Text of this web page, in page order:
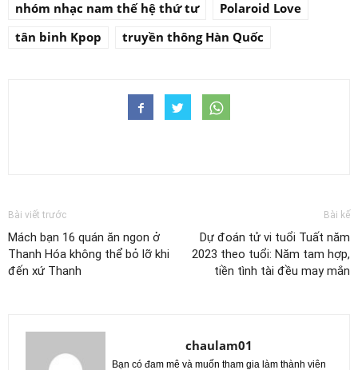
nhóm nhạc nam thế hệ thứ tư
Polaroid Love
tân binh Kpop
truyền thông Hàn Quốc
Bài viết trước
Mách bạn 16 quán ăn ngon ở
Thanh Hóa không thể bỏ lỡ khi
đến xứ Thanh
Bài kế
Dự đoán tử vi tuổi Tuất năm
2023 theo tuổi: Năm tam hợp,
tiền tình tài đều may mắn
chaulam01
Bạn có đam mê và muốn tham gia làm thành viên